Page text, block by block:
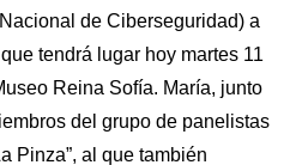
de Ciberseguridad) a
tendrá lugar hoy martes 11
Reina Sofía. María, junto
del grupo de panelistas
Pinza”, al que también